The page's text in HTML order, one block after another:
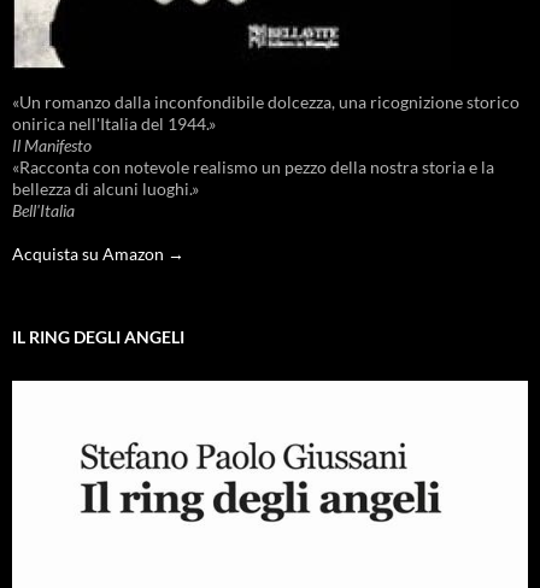
«Un romanzo dalla inconfondibile dolcezza, una ricognizione storico
onirica nell'Italia del 1944.»
Il Manifesto
«Racconta con notevole realismo un pezzo della nostra storia e la
bellezza di alcuni luoghi.»
Bell'Italia
Acquista su Amazon →
IL RING DEGLI ANGELI